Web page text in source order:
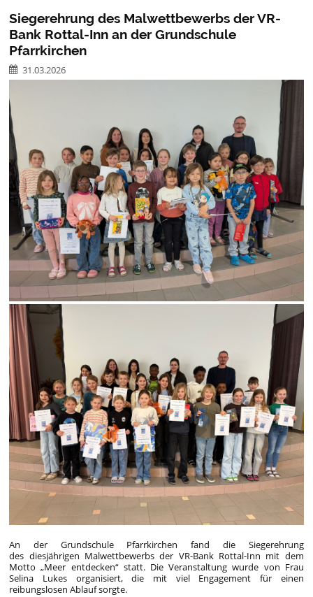
Siegerehrung des Malwettbewerbs der VR-
Bank Rottal-Inn an der Grundschule
Pfarrkirchen
31.03.2026
An der Grundschule Pfarrkirchen fand die Siegerehrung
des diesjährigen Malwettbewerbs der VR-Bank Rottal-Inn mit dem
Motto „Meer entdecken“ statt. Die Veranstaltung wurde von Frau
Selina Lukes organisiert, die mit viel Engagement für einen
reibungslosen Ablauf sorgte.